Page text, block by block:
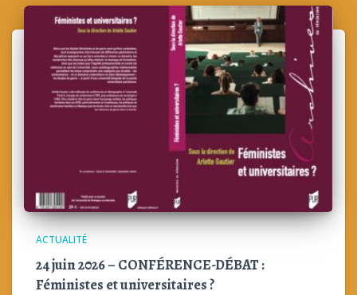
ACTUALITÉ
24 juin 2026 – CONFÉRENCE-DÉBAT :
Féministes et universitaires ?